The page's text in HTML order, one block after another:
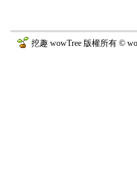
挖趣 wowTree 版權所有 ©